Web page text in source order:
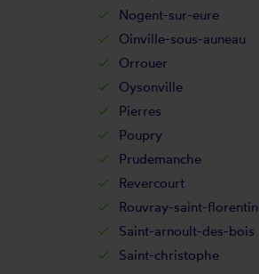
Nogent-sur-eure
Oinville-sous-auneau
Orrouer
Oysonville
Pierres
Poupry
Prudemanche
Revercourt
Rouvray-saint-florentin
Saint-arnoult-des-bois
Saint-christophe